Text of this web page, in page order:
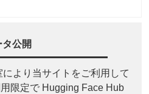
公開
より当サイトをご利用して
限定で Hugging Face Hub